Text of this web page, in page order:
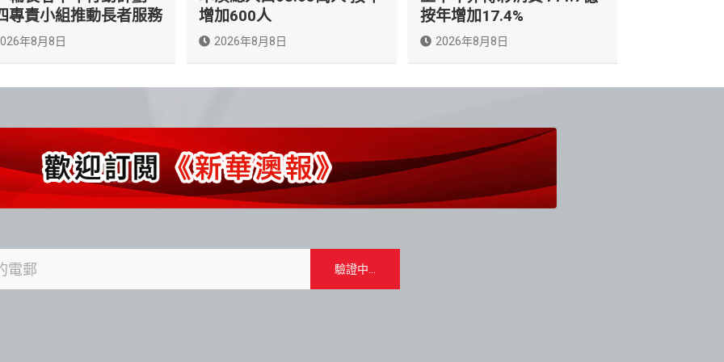
專責小組推動長者服務
年8月8日
增加600人
2026年8月8日
按年增加17.4%
2026年8月8日